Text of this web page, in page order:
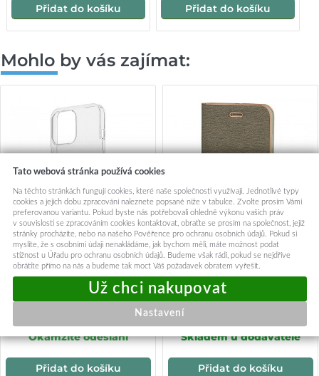
Přidat do košíku Přidat do košíku
Mohlo by vás zajímat:
Obal:Me TPU Kryt pro Apple
iPhone 13 Pro Transparent
Okamžité odeslání
Přidat do košíku
Pouzdro Vennus Book s
rámečkem pro Iphone 13 Pro
Skladem u dodavatele
Přidat do košíku
Tato webová stránka používá cookies
Na těchto stránkách fungují cookies, které naše společnosti využívají. Jednotlivé typy
cookies a jejich dobu zpracování naleznete popsané níže v tabulce. Zvolte prosím Vámi
preferovanou variantu. Pokud byste nás potřebovali ohledně výkonu vašich práv
v souvislosti se zpracováním cookies kontaktovat, obraťte se prosím na společnost, jejíž
stránky procházíte, nebo na našeho Pověřence pro ochranu osobních údajů. Pokud si
myslíte, že s osobními údaji nenakládáme, jak bychom měli, máte možnost podat
stížnost u Úřadu pro ochranu osobních údajů. Budeme však rádi, pokud se nejdříve
obrátíte přímo na nás a budeme tak moct Váš požadavek obratem vyřešit.
Nastavení